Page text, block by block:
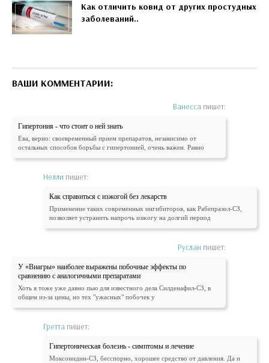
Как отличить ковид от других простудных
заболеваний..
ВАШИ КОММЕНТАРИИ:
Ванесса пишет:
Гипертония - что стоит о ней знать
Ева, верно: своевременный прием препаратов, независимо от
остальных способов борьбы с гипертонией, очень важен. Равно
Нелли пишет:
Как справиться с изжогой без лекарств
Применение таких современных ингибиторов, как Рабепразол-СЗ,
позволяет устранить напрочь изжогу на долгий период
Руслан пишет:
У «Виагры» наиболее выражены побочные эффекты по
сравнению с аналогичными препаратами
Хоть я тоже уже давно пью для известного дела Силденафил-СЗ, в
общем из-за цены, но тех "ужасных" побочек у
Гретта пишет:
Гипертоническая болезнь - симптомы и лечение
Моксонидин-СЗ, бесспорно, хорошее средство от давления. Да и